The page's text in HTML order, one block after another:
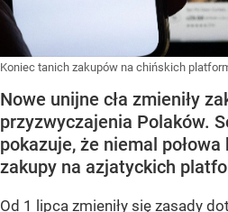
Koniec tanich zakupów na chińskich
Nowe unijne cła zmieniły
przyzwyczajenia Polaków.
pokazuje, że niemal
zakupy na azjatyckich
Od 1 lipca zmieniły się zasady